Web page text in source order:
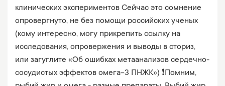
клинических экспериментов Сейчас это сомнение
опровергнуто, не без помощи российских ученых
(кому интересно, могу прикрепить ссылку на
исследования, опровержения и выводы в сториз,
или загуглите «Об ошибках метаанализов сердечно-
сосудистых эффектов омега-3 ПНЖК») ❗️Помним,